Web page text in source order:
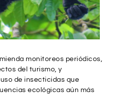
monitoreos periódicos,
del turismo, y
de insecticidas que
ecológicas aún más